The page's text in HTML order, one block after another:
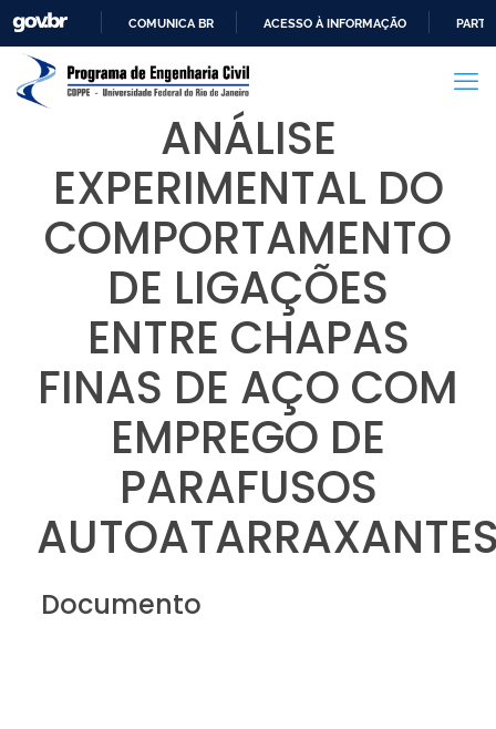
PARA
CONTEÚDO
COMUNICA BR ACESSO À INFORMAÇÃO
ANÁLISE
EXPERIMENTAL DO
COMPORTAMENTO
DE LIGAÇÕES
ENTRE CHAPAS
FINAS DE AÇO COM
EMPREGO DE
PARAFUSOS
Documento